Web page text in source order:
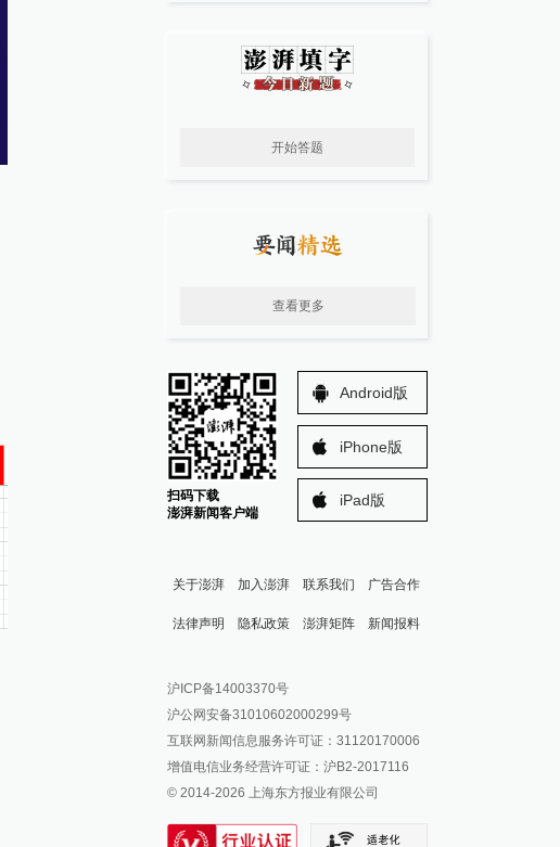
开始答题
查看更多
扫码下载
澎湃新闻客户端
Android版
iPhone版
iPad版
关于澎湃 加入澎湃 联系我们 广告合作
法律声明 隐私政策 澎湃矩阵
澎湃新闻公众号
澎湃新闻抖音号
派生万物开放平台
IP SHANGHAI
SIXTH TONE
新闻报料
报料邮箱: news@thepaper.cn
沪ICP备14003370号
沪公网安备31010602000299号
互联网新闻信息服务许可证：31120170006
增值电信业务经营许可证：沪B2-2017116
© 2014-2026 上海东方报业有限公司